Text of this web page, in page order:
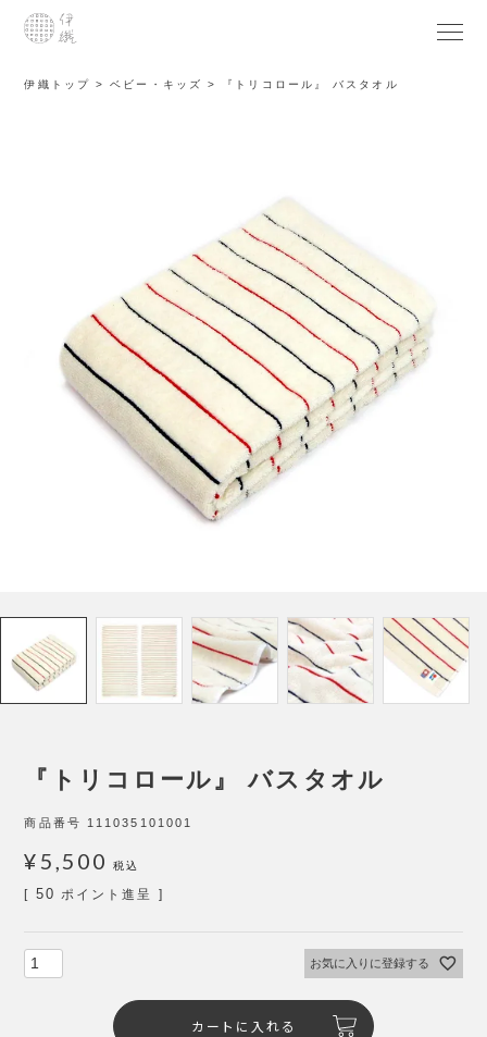
伊織トップ ベビー・キッズ 『トリコロール』 バスタオル
『トリコロール』 バスタオル
商品番号 111035101001
¥ 5,500 税込
[ 50 ポイント進呈 ]
お気に入りに登録する
カートに入れる